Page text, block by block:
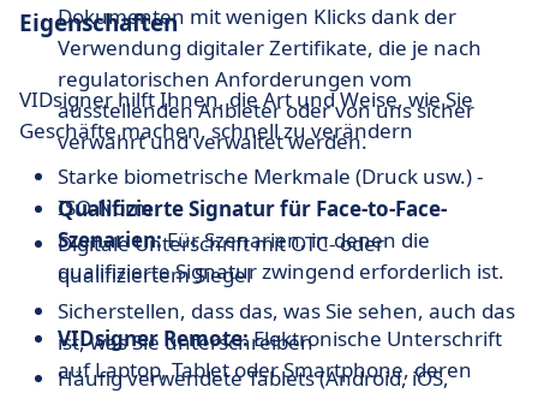
Dokumenten mit wenigen Klicks dank der
Verwendung digitaler Zertifikate, die je nach
regulatorischen Anforderungen vom
ausstellenden Anbieter oder von uns sicher
verwahrt und verwaltet werden.
Qualifizierte Signatur für Face-to-Face-
Szenarien:Für Szenarien, in denen die
qualifizierte Signatur zwingend erforderlich ist.
VIDsigner Remote:Elektronische Unterschrift
auf Laptop, Tablet oder Smartphone, deren
Eigenschaften
VIDsigner hilft Ihnen, die Art und Weise, wie Sie
Geschäfte machen, schnell zu verändern
Starke biometrische Merkmale (Druck usw.) -
ISO-Norm
Digitale Unterschrift mit OTC- oder
qualifiziertem Siegel
Sicherstellen, dass das, was Sie sehen, auch das
ist, was Sie unterschreiben
Häufig verwendete Tablets (Android, iOS,